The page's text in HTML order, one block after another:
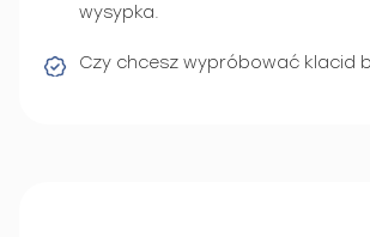
wysypka.
Czy chcesz wypróbować klacid